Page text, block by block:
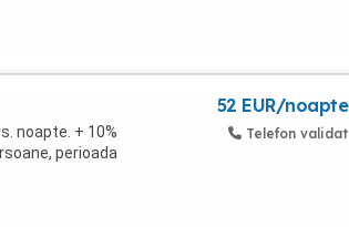
noapte. + 10%
perioada
52 EUR/noapte
Telefon validat